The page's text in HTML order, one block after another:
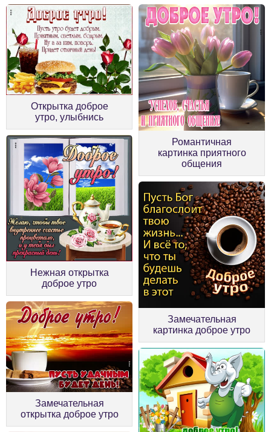
Открытка доброе
утро, улыбнись
Романтичная
картинка приятного
общения
Нежная открытка
доброе утро
Замечательная
картинка доброе утро
Замечательная
открытка доброе утро